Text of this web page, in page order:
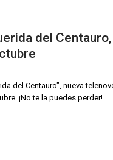
del
del Centauro", nueva
¡No te la puedes perder!